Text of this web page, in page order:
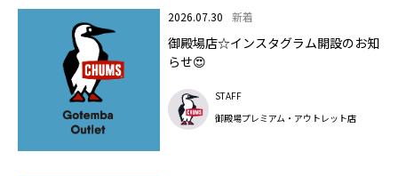
2026.07.30 新着
御殿場店☆インスタグラム開設のお知
らせ😍
STAFF
御殿場プレミアム・アウトレット店